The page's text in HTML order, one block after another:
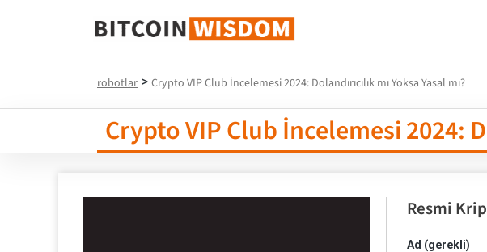
Bitcoin Bilgeliği
robotlar > Crypto VIP Club İncelemesi 2024: Dolandırıcılık mı Yoksa Yasal mı?
Crypto VIP Club İncelemesi 2024:
Resmi
Ad (gerekli)